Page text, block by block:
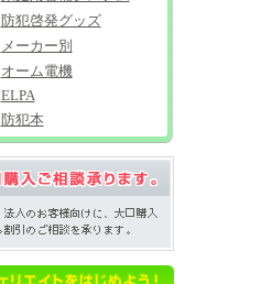
防犯啓発グッズ
メーカー別
オーム電機
ELPA
防犯本